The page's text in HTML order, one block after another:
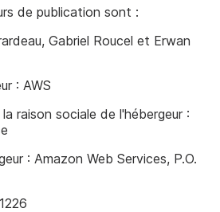
de publication sont :
Gabriel Roucel et Erwan
: AWS
raison sociale de l'hébergeur :
: Amazon Web Services, P.O.